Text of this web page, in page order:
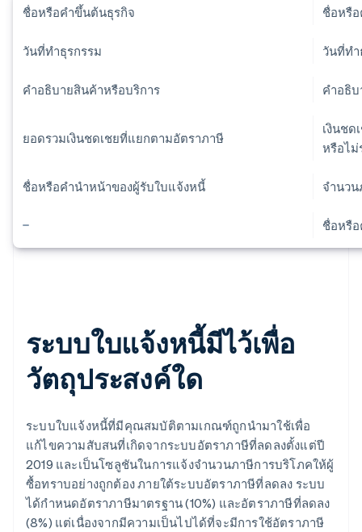
ชื่อหรือคำขึ้นต้นธุรกิจ ชื่อหรื
วันที่ทำธุรกรรม วันที่ท
คําอธิบายสินค้าหรือบริการ คําอธิ
ยอดรวมเงินชดเชยที่แยกตามอัตราภาษี
เงินช
หรือไ
ชื่อหรือคำนำหน้าของผู้รับใบแจ้งหนี้ จำนว
ชื่อหรื
ระบบใบแจ้งหนี้มีไว้เพื่อ
วัตถุประสงค์ใด
ระบบใบแจ้งหนี้ที่มีคุณสมบัติตามเกณฑ์ถูกนํามาใช้เพื่อ
แก้ไขความสับสนที่เกิดจากระบบอัตราภาษีที่ลดลงตั้งแต่ปี
2019 และเป็นโซลูชันในการแจ้งจํานวนภาษีการบริโภคให้ผู้
ซื้อทราบอย่างถูกต้อง ภายใต้ระบบอัตราภาษีที่ลดลง ระบบ
ได้กําหนดอัตราภาษีมาตรฐาน (10%) และอัตราภาษีที่ลดลง
(8%) แต่เนื่องจากมีความเป็นไปได้ที่จะมีการใช้อัตราภาษี